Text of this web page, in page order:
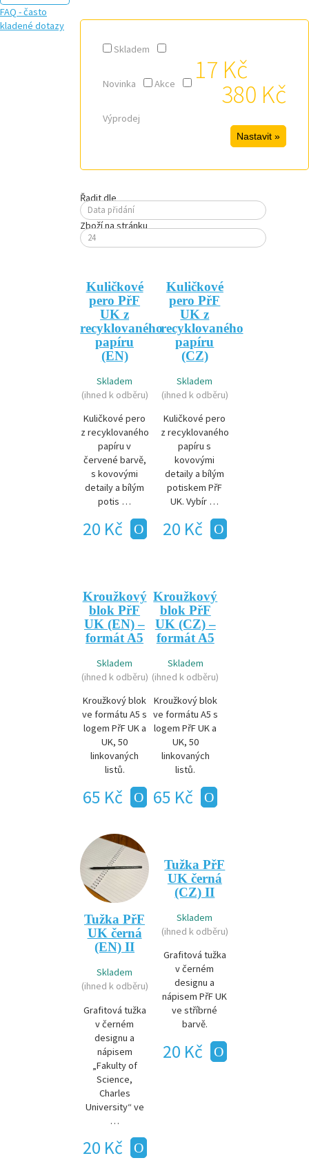
FAQ - často
kladené dotazy
17 Kč
380 Kč
Skladem
Novinka Akce
Výprodej
Řadit dle
Data přidání
Zboží na stránku
24
Kuličkové
pero PřF
UK z
recyklovaného
papíru
(EN)
Skladem
(ihned k odběru)
Kuličkové pero
z recyklovaného
papíru v
červené barvě,
s kovovými
detaily a bílým
potis …
20 Kč
Kuličkové
pero PřF
UK z
recyklovaného
papíru
(CZ)
Skladem
(ihned k odběru)
Kuličkové pero
z recyklovaného
papíru s
kovovými
detaily a bílým
potiskem PřF
UK. Vybír …
20 Kč
Kroužkový
blok PřF
UK (EN) –
formát A5
Skladem
(ihned k odběru)
Kroužkový blok
ve formátu A5 s
logem PřF UK a
UK, 50
linkovaných
listů.
65 Kč
Kroužkový
blok PřF
UK (CZ) –
formát A5
Skladem
(ihned k odběru)
Kroužkový blok
ve formátu A5 s
logem PřF UK a
UK, 50
linkovaných
listů.
65 Kč
Tužka PřF
UK černá
(EN) II
Skladem
(ihned k odběru)
Grafitová tužka
v černém
designu a
nápisem
„Fakulty of
Science,
Charles
University“ ve
…
20 Kč
Tužka PřF
UK černá
(CZ) II
Skladem
(ihned k odběru)
Grafitová tužka
v černém
designu a
nápisem PřF UK
ve stříbrné
barvě.
20 Kč